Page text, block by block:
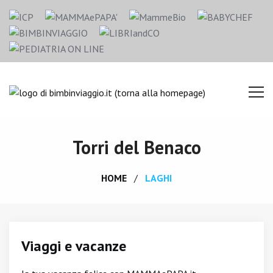
Torri del Benaco
HOME LAGHI
Viaggi e vacanze